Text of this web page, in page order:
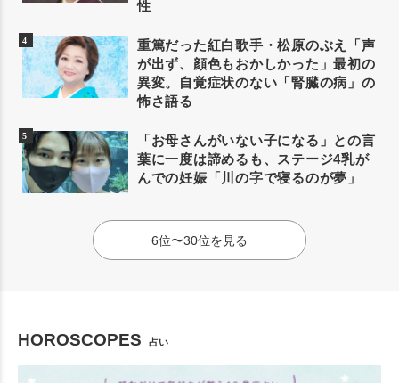
性
重篤だった紅白歌手・松原のぶえ「声
が出ず、顔色もおかしかった」最初の
異変。自覚症状のない「腎臓の病」の
怖さ語る
「お母さんがいない子になる」との言
葉に一度は諦めるも、ステージ4乳が
んでの妊娠「川の字で寝るのが夢」
6位〜30位を見る
HOROSCOPES 占い